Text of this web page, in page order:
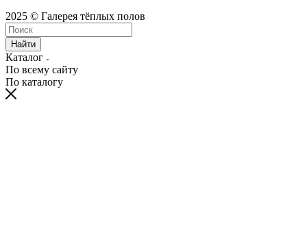
2025 © Галерея тёплых полов
Найти
Каталог
По всему сайту
По каталогу